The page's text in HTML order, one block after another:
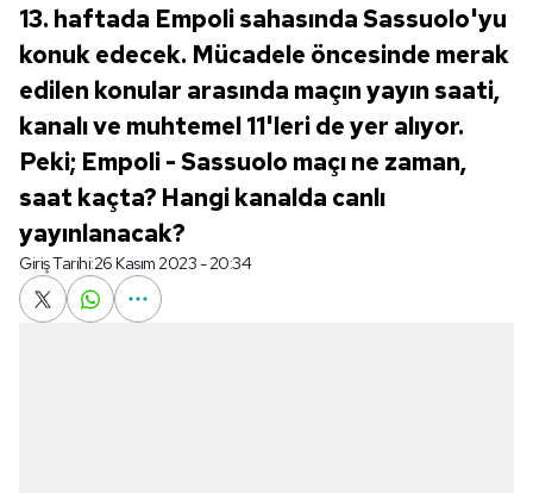
13. haftada Empoli sahasında Sassuolo'yu
konuk edecek. Mücadele öncesinde merak
edilen konular arasında maçın yayın saati,
kanalı ve muhtemel 11'leri de yer alıyor.
Peki; Empoli - Sassuolo maçı ne zaman,
saat kaçta? Hangi kanalda canlı
yayınlanacak?
Giriş Tarihi:26 Kasım 2023 - 20:34